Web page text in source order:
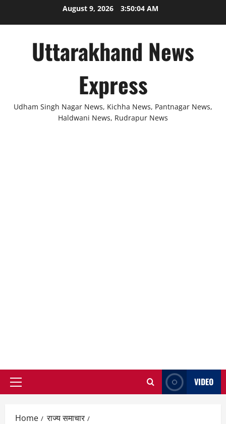
August 9, 2026 3:50:05 AM
Uttarakhand News
Express
Udham Singh Nagar News, Kichha News, Pantnagar News,
Haldwani News, Rudrapur News
Primary
VIDEO
Home
राज्य समाचार